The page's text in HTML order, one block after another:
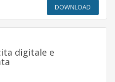
DOWNLOAD
digitale e